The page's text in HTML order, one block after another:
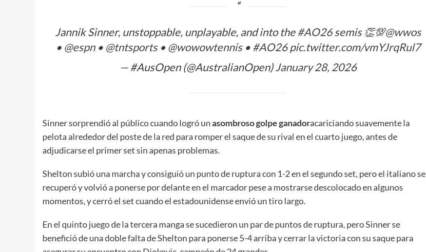
Jannik Sinner, unstoppable, unplayable, and into the#AO26semis 👏💯@wwos
• @espn• @tntsports• @wowowtennis• #AO26 pic.twitter.com/vmYJrqRul7
— #AusOpen (@AustralianOpen)January 28, 2026
Sinner sorprendió al público cuando logró unasombroso golpe ganadoracariciando suavemente la
pelota alrededor del poste de la red para romper el saque de su rival en el cuarto juego, antes de
adjudicarse el primer set sin apenas problemas.
Shelton subió una marcha y consiguió un punto de ruptura con 1-2 en el segundo set, pero el italiano se
recuperó y volvió a ponerse por delante en el marcador pese a mostrarse descolocado en algunos
momentos, y cerró el set cuando el estadounidense envió un tiro largo.
En el quinto juego de la tercera manga se sucedieron un par de puntos de ruptura, pero Sinner se
benefició de una doble falta de Shelton para ponerse 5-4 arriba y cerrar la victoria con su saque para